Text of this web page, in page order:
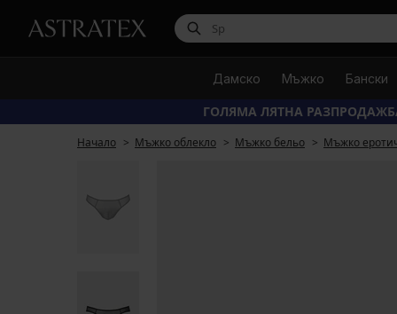
Дамско Мъжко Бански
ГОЛЯМА ЛЯТНА
Начало Мъжко облекло Мъжко бельо Мъжко